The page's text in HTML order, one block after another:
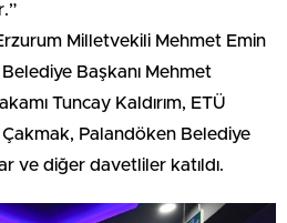
Milletvekili Mehmet Emin
Başkanı Mehmet
Tuncay Kaldırım, ETÜ
Palandöken Belediye
ve diğer davetliler katıldı.